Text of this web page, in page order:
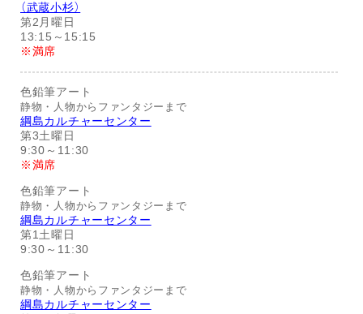
（武蔵小杉）
第2月曜日
13:15～15:15
※満席
色鉛筆アート
静物・人物からファンタジーまで
綱島カルチャーセンター
第3土曜日
9:30～11:30
※満席
色鉛筆アート
静物・人物からファンタジーまで
綱島カルチャーセンター
第1土曜日
9:30～11:30
色鉛筆アート
静物・人物からファンタジーまで
綱島カルチャーセンター